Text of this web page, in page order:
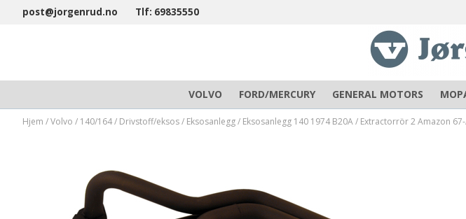
post@jorgenrud.no Tlf: 69835550
VOLVO FORD/MERCURY GENERAL MOTORS
Hjem /Volvo / 140/164/ Drivstoff/eksos/ Eksosanlegg/ Eksosanlegg 140 1974 B20A/ Extractorrör 2 Amazon